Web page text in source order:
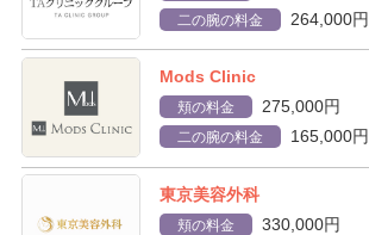
二の腕の料金 264,000円
Mods Clinic
頬の料金 275,000円
二の腕の料金 165,000円
東京美容外科
頬の料金 330,000円